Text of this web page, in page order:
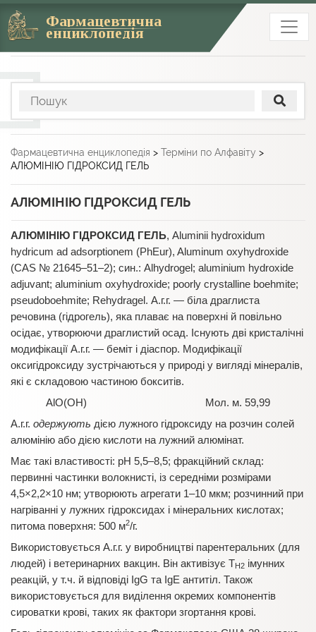
Фармацевтична
енциклопедія
Фармацевтична енциклопедія > Терміни по Алфавіту >
АЛЮМІНІЮ ГІДРОКСИД ГЕЛЬ
АЛЮМІНІЮ ГІДРОКСИД ГЕЛЬ
АЛЮМІНІЮ ГІДРОКСИД ГЕЛЬ, Aluminii hydroxidum
hydricum ad adsorptionem (PhEur), Aluminum oxyhydroxide
(CAS № 21645–51–2); син.: Alhydrogel; aluminium hydroxide
adjuvant; aluminium oxyhydroxide; poorly crystalline boehmite;
pseudoboehmite; Rehydragel. А.г.г. — біла драглиста
речовина (гідрогель), яка плаває на поверхні й повільно
осідає, утворюючи драглистий осад. Існують дві кристалічні
модифікації А.г.г. — беміт і діаспор. Модифікації
оксигідроксиду зустрічаються у природі у вигляді мінералів,
які є складовою частиною бокситів.
AlO(OH) Мол. м. 59,99
А.г.г. одержують дією лужного гідроксиду на розчин солей
алюмінію або дією кислоти на лужний алюмінат.
Має такі властивості: pH 5,5–8,5; фракційний склад:
первинні частинки волокнисті, із середніми розмірами
4,5×2,2×10 нм; утворюють агрегати 1–10 мкм; розчинний при
нагріванні у лужних гідроксидах і мінеральних кислотах;
питома поверхня: 500 м2/г.
Використовується А.г.г. у виробництві парентеральних (для
людей) і ветеринарних вакцин. Він активізує TH2 імунних
реакцій, у т.ч. й відповіді IgG та IgE антитіл. Також
використовується для виділення окремих компонентів
сироватки крові, таких як фактори згортання крові.